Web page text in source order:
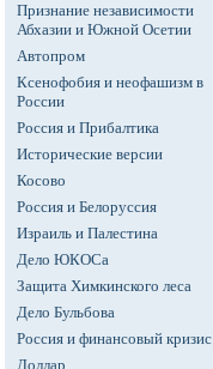
Признание независимости
Абхазии и Южной Осетии
Автопром
Ксенофобия и неофашизм в
России
Россия и Прибалтика
Исторические версии
Косово
Россия и Белоруссия
Израиль и Палестина
Дело ЮКОСа
Защита Химкинского леса
Дело Бульбова
Россия и финансовый кризис
Доллар